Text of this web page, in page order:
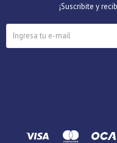
¡Suscribite y